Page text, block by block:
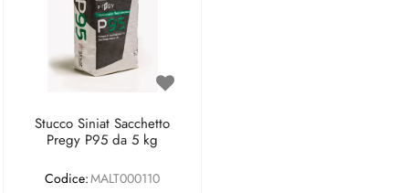
Stucco Siniat Sacchetto
Pregy P95 da 5 kg
Codice:MALT000110